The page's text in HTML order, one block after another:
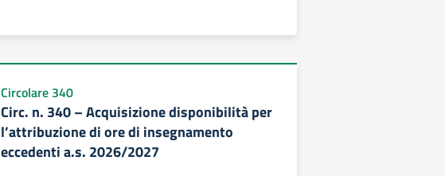
Circolare 340
Circ. n. 340 – Acquisizione disponibilità per
l’attribuzione di ore di insegnamento
eccedenti a.s. 2026/2027